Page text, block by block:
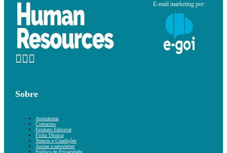
E-mail marketing por:
Sobre
Assinaturas
Contactos
Estatuto Editorial
Ficha Técnica
Termos e Condições
Assine a newsletter
Política de Privacidade